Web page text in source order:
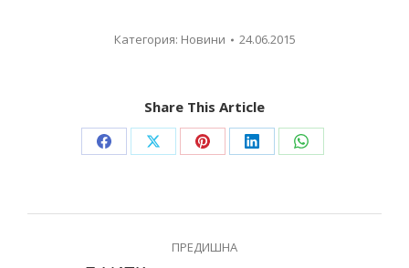
Категория: Новини 24.06.2015
Share This Article
ПРЕДИШНА